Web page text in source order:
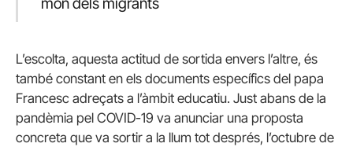
L’escolta, aquesta actitud de sortida envers l’altre, és
també constant en els documents específics del papa
Francesc adreçats a l’àmbit educatiu. Just abans de la
pandèmia pel COVID-19 va anunciar una proposta
concreta que va sortir a la llum tot després, l’octubre de